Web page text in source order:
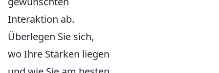
Interaktion ab.
Überlegen Sie sich,
wo Ihre Stärken liegen